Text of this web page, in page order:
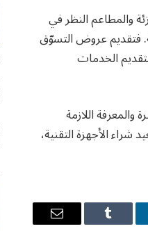
والمطاعم النظر في
فتقديم عروض التسوّق
الخدمات
اللازمة
الأجهزة التقنية،
Tumblr
البريد